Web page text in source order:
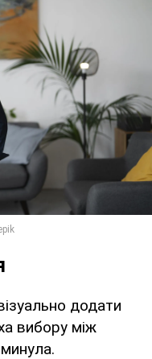
додати
вибору між